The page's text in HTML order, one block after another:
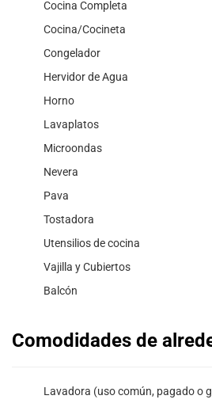
Cocina Completa
Cocina/Cocineta
Congelador
Hervidor de Agua
Horno
Lavaplatos
Microondas
Nevera
Pava
Tostadora
Utensilios de cocina
Vajilla y Cubiertos
Balcón
Comodidades de
Lavadora (uso común, pagado o